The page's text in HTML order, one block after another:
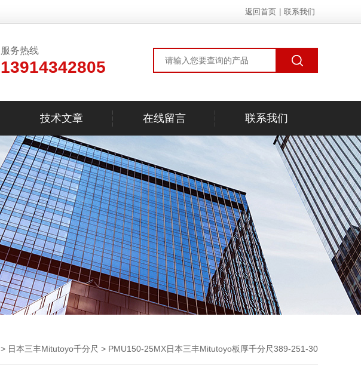
返回首页 联系我们
服务热线
13914342805
技术文章 在线留言 联系我们
> 日本三丰Mitutoyo千分尺 > PMU150-25MX日本三丰Mitutoyo板厚千分尺389-251-30